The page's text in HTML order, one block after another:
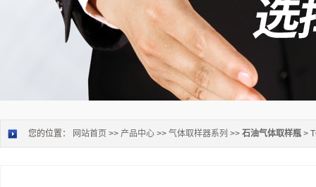
您的位置： 网站首页 >> 产品中心 >> 气体取样器系列 >> 石油气体取样瓶 >